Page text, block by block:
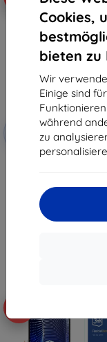
Cookies,
bieten zu
Wir
Einige sind
während
zu
Rabatt
mit
Gutschein